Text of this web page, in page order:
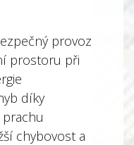
provoz
prostoru při
díky
chybovost a